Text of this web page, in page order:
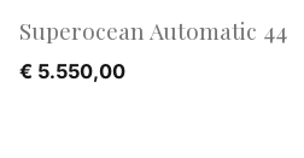
Superocean Automatic 44
€ 5.550,00